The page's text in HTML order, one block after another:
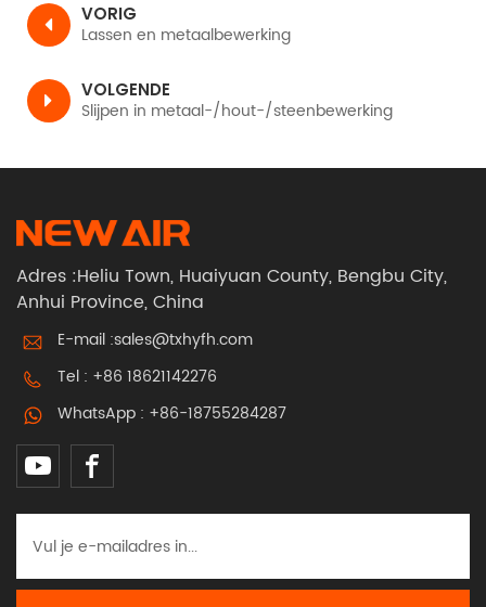
VORIG
Lassen en metaalbewerking
VOLGENDE
Slijpen in metaal-/hout-/steenbewerking
Adres :Heliu Town, Huaiyuan County, Bengbu City,
Anhui Province, China
E-mail :sales@txhyfh.com
Tel : +86 18621142276
WhatsApp : +86-18755284287